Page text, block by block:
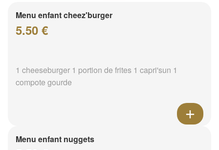
Menu enfant cheez'burger
5.50 €
1 cheeseburger 1 portion de frites 1 capri'sun 1
compote gourde
Menu enfant nuggets